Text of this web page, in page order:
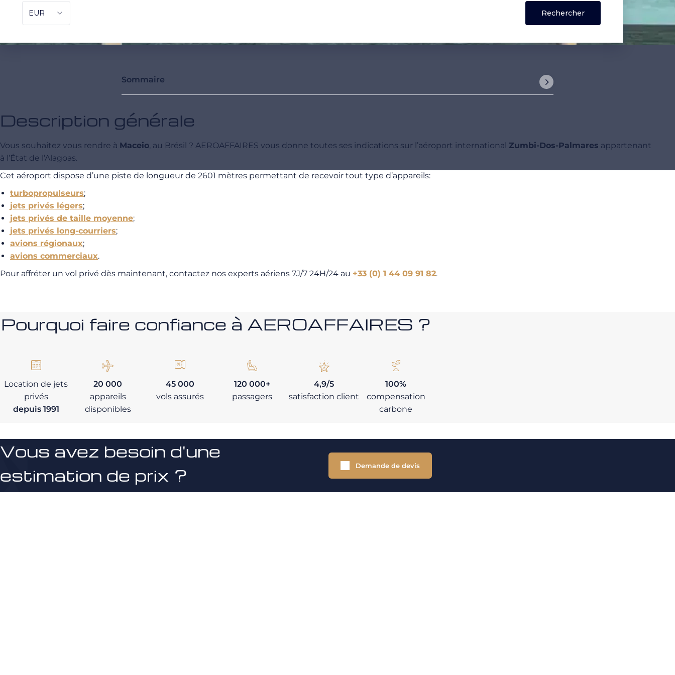
Sommaire
Description générale
Vous souhaitez vous rendre à Maceio, au Brésil ? AEROAFFAIRES vous donne toutes ses indications sur l’aéroport international Zumbi-Dos-Palmares appartenant
à l’État de l’Alagoas.
Cet aéroport dispose d’une piste de longueur de 2601 mètres permettant de recevoir tout type d’appareils:
turbopropulseurs;
jets privés légers;
jets privés de taille moyenne;
jets privés long-courriers;
avions régionaux;
avions commerciaux.
Pour affréter un vol privé dès maintenant, contactez nos experts aériens 7J/7 24H/24 au +33 (0) 1 44 09 91 82.
Pourquoi faire confiance à AEROAFFAIRES ?
Location de jets
privés
depuis 1991
20 000
appareils
disponibles
45 000
vols assurés
120 000+
passagers
4,9/5
satisfaction client
100%
compensation
carbone
Vous avez besoin d'une
estimation de prix ?
Demande de devis